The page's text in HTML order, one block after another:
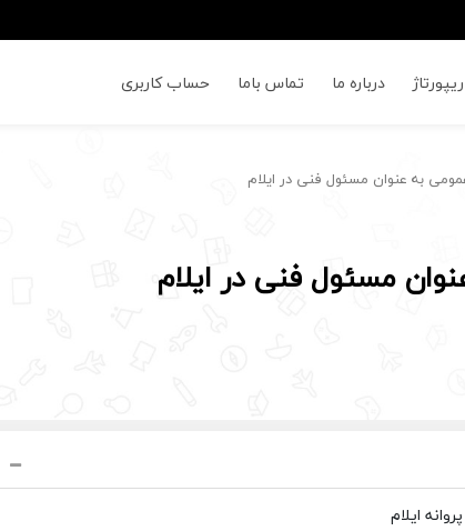
ریپورتاژ درباره ما تماس باما حساب کاربری
به عنوان مسئول فنی در ایلام
مسئول فنی در ایلام
ایلام